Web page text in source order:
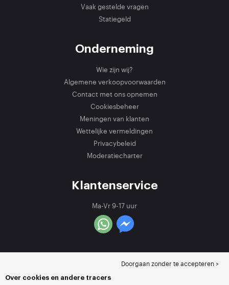
Vaak gestelde vragen
Statiegeld
Onderneming
Wie zijn wij?
Algemene verkoopvoorwaarden
Contact met ons opnemen
Cookiesbeheer
Meningen van klanten
Wettelijke vermeldingen
Privacybeleid
Moderatiecharter
Klantenservice
Ma-Vr 9-17 uur
Doorgaan zonder te accepteren >
Over cookies en andere tracers